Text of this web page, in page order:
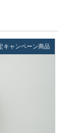
キャンペーン商品